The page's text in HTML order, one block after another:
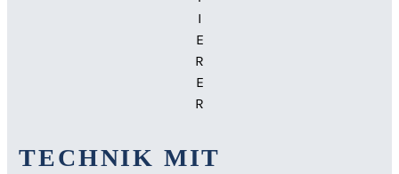
I
E
R
E
R
TECHNIK MIT